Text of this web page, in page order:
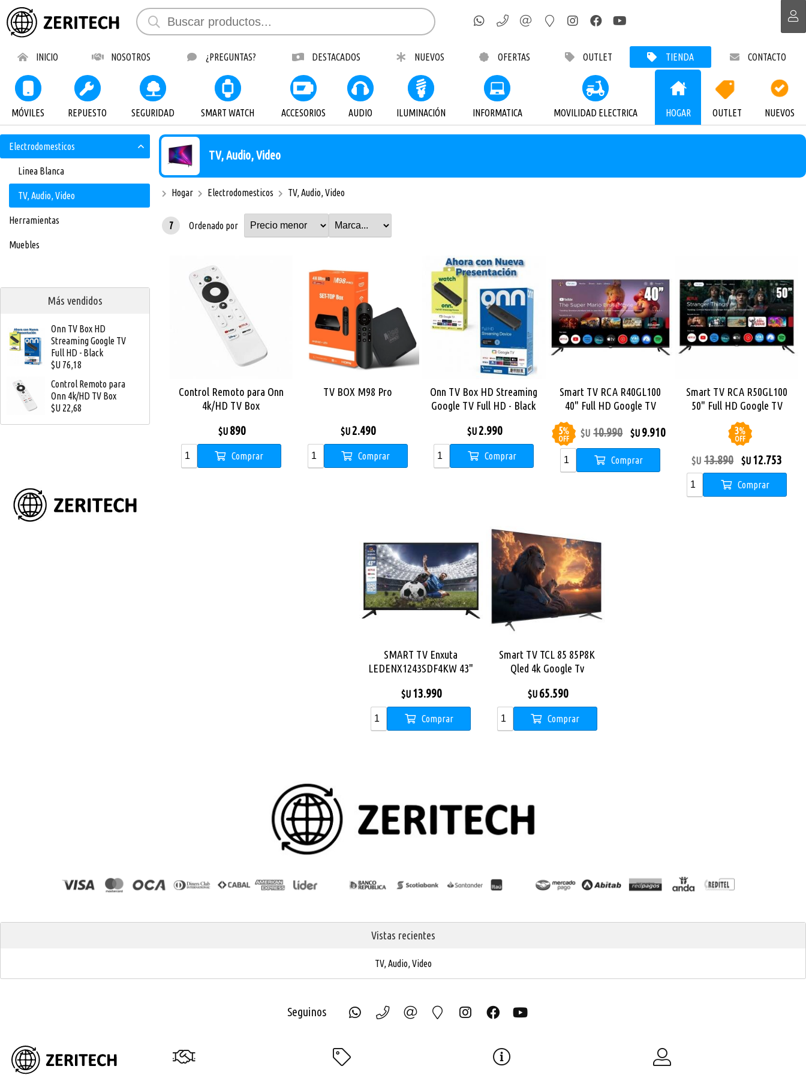
INICIO NOSOTROS ¿PREGUNTAS? DESTACADOS NUEVOS OFERTAS OUTLET TIENDA CONTACTO
MÓVILES REPUESTO SEGURIDAD SMART WATCH ACCESORIOS AUDIO ILUMINACIÓN INFORMATICA MOVILIDAD ELECTRICA HOGAR OUTLET NUEVOS
Electrodomesticos
Linea Blanca
TV, Audio, Video
Herramientas
Muebles
Más vendidos
Onn TV Box HD
Streaming Google TV
Full HD - Black
$U 76,18
Control Remoto para
Onn 4k/HD TV Box
$U 22,68
TV, Audio, Video
Hogar Electrodomesticos TV, Audio, Video
7 Ordenado por
Control Remoto para Onn
4k/HD TV Box
$U 890
Comprar
TV BOX M98 Pro
$U2.490
Comprar
Onn TV Box HD Streaming
Google TV Full HD - Black
$U2.990
Comprar
Smart TV RCA R40GL100
40" Full HD Google TV
5%
OFF
$U 10.990 $U 9.910
Comprar
Smart TV RCA R50GL100
50" Full HD Google TV
3%
OFF
$U 13.890 $U 12.753
Comprar
SMART TV Enxuta
LEDENX1243SDF4KW 43"
$U 13.990
Comprar
Smart TV TCL 85 85P8K
Qled 4k Google Tv
$U 65.590
Comprar
Vistas recientes
TV, Audio, Video
Seguinos